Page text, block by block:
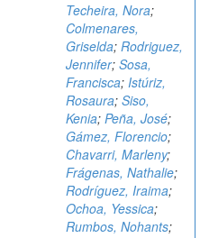
Techeira, Nora;
Colmenares,
Griselda; Rodriguez,
Jennifer; Sosa,
Francisca; Istúriz,
Rosaura; Siso,
Kenia; Peña, José;
Gámez, Florencio;
Chavarri, Marleny;
Frágenas, Nathalie;
Rodríguez, Iraima;
Ochoa, Yessica;
Rumbos, Nohants;